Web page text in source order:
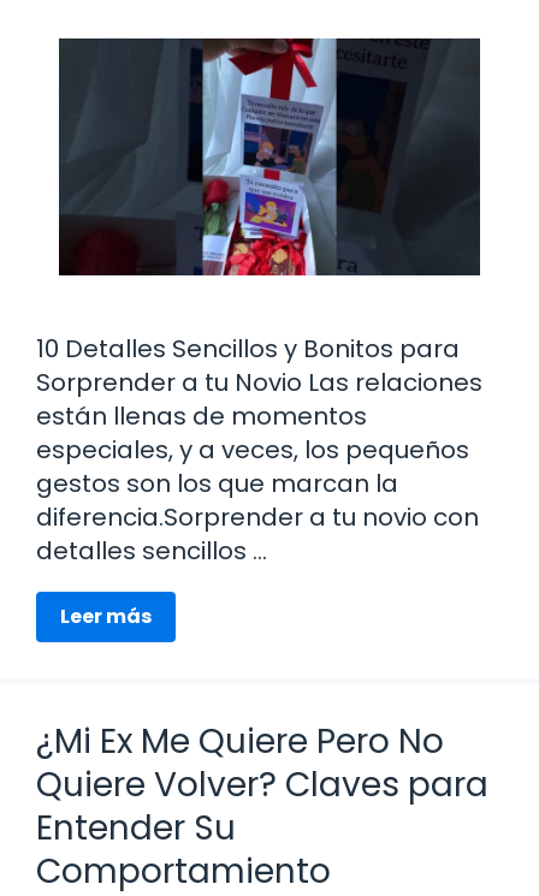
10 Detalles Sencillos y Bonitos para
Sorprender a tu Novio Las relaciones
están llenas de momentos
especiales, y a veces, los pequeños
gestos son los que marcan la
diferencia.Sorprender a tu novio con
detalles sencillos …
Leer más
¿Mi Ex Me Quiere Pero No
Quiere Volver? Claves para
Entender Su
Comportamiento